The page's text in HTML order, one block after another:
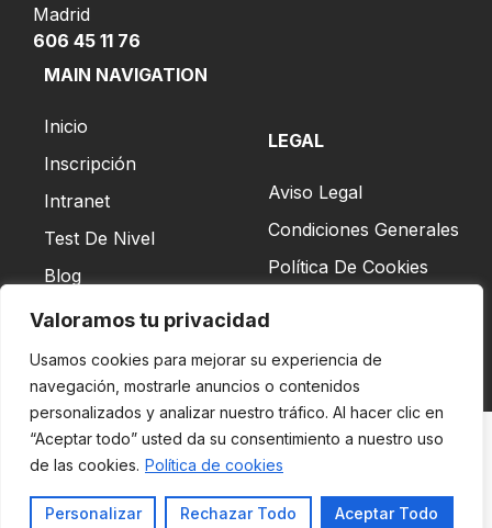
Valoramos tu privacidad
Usamos cookies para mejorar su experiencia de
navegación, mostrarle anuncios o contenidos
personalizados y analizar nuestro tráfico. Al hacer clic en
“Aceptar todo” usted da su consentimiento a nuestro uso
de las cookies. Política de cookies
Personalizar Rechazar Todo Aceptar Todo
Madrid
606 45 11 76
MAIN NAVIGATION
Inicio
Inscripción
Intranet
Test De Nivel
Blog
LEGAL
Aviso Legal
Condiciones Generales
Política De Cookies
Copyright © 2026
Britannia School | Todos los derechos reservados
Desarrollado porDRO